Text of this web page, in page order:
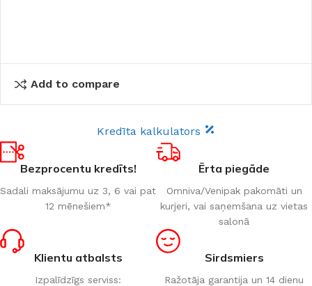
Add to compare
Kredīta kalkulators
Bezprocentu kredīts!
Sadali maksājumu uz 3, 6 vai pat
12 mēnešiem*
Ērta piegāde
Omniva/Venipak pakomāti un
kurjeri, vai saņemšana uz vietas
salonā
Klientu atbalsts
Izpalīdzīgs serviss:
Sirdsmiers
Ražotāja garantija un 14 dienu